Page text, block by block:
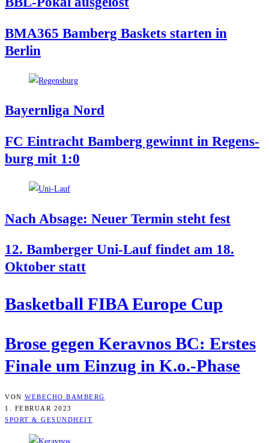
BMA365 Bam­berg Bas­kets star­ten in
Berlin
Bay­ern­li­ga Nord
FC Ein­tracht Bam­berg gewinnt in Regens­
burg mit 1:0
Nach Absa­ge: Neu­er Ter­min steht fest
12. Bam­ber­ger Uni-Lauf fin­det am 18.
Okto­ber statt
Bas­ket­ball FIBA Euro­pe Cup
Bro­se gegen Kerav­nos BC: Ers­tes
Fina­le um Ein­zug in K.o.-Phase
VON WEBECHO BAMBERG
1. FEBRUAR 2023
SPORT & GESUNDHEIT